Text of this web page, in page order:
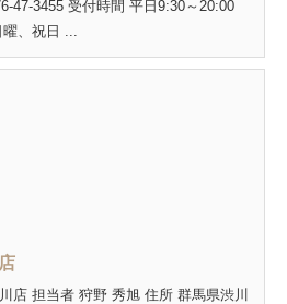
47-3455 受付時間 平日9:30～20:00
、祝日 ...
店 担当者 狩野 秀旭 住所 群馬県渋川